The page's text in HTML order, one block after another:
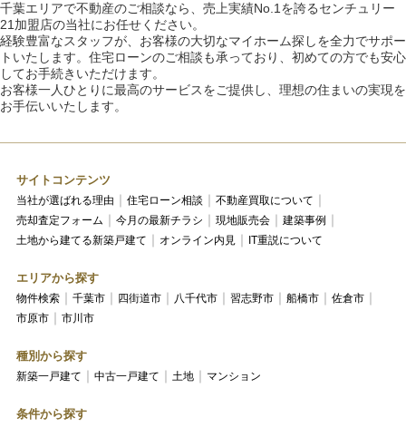
千葉エリアで不動産のご相談なら、売上実績No.1を誇るセンチュリー
21加盟店の当社にお任せください。
経験豊富なスタッフが、お客様の大切なマイホーム探しを全力でサポー
トいたします。住宅ローンのご相談も承っており、初めての方でも安心
してお手続きいただけます。
お客様一人ひとりに最高のサービスをご提供し、理想の住まいの実現を
お手伝いいたします。
サイトコンテンツ
当社が選ばれる理由 住宅ローン相談
不動産買取について
売却査定フォーム
今月の最新チラシ 現地販売会
建築事例
土地から建てる新築戸建て
オンライン内見 IT重説について
エリアから探す
物件検索 千葉市 四街道市 八千代市 習志野市 船橋市
佐倉市
市原市
市川市
種別から探す
新築一戸建て 中古一戸建て 土地 マンション
条件から探す